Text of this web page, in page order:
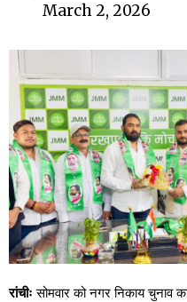
March 2, 2026
रांचीः सोमवार को नगर निकाय चुनाव